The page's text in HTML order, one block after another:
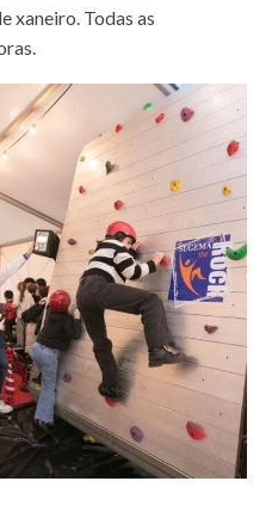
xaneiro. Todas as